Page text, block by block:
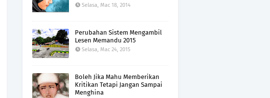
Selasa, Mac 18, 2014
Perubahan Sistem Mengambil
Lesen Memandu 2015
Selasa, Mac 24, 2015
Boleh Jika Mahu Memberikan
Kritikan Tetapi Jangan Sampai
Menghina